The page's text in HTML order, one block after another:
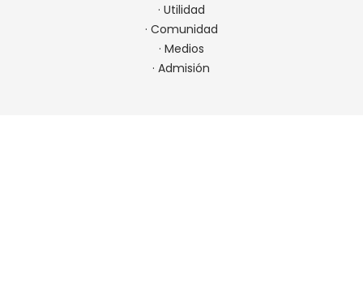
· Utilidad
· Comunidad
· Medios
·Admisión